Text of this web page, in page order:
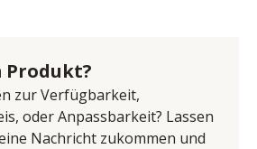
2-türig, BHT ca. 301/223/68 cm
ca. 49 cm, Liegefläche ca.
Lattenroste und Matratzen)
1 Schubkasten, BHT ca.
Identifikationsnummer): DE
Produkt?
zur Verfügbarkeit,
oder Anpassbarkeit? Lassen
Nachricht zukommen und